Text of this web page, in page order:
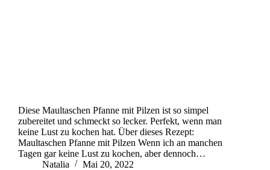
Diese Maultaschen Pfanne mit Pilzen ist so simpel
zubereitet und schmeckt so lecker. Perfekt, wenn man
keine Lust zu kochen hat. Über dieses Rezept:
Maultaschen Pfanne mit Pilzen Wenn ich an manchen
Tagen gar keine Lust zu kochen, aber dennoch…
Natalia
Mai 20, 2022